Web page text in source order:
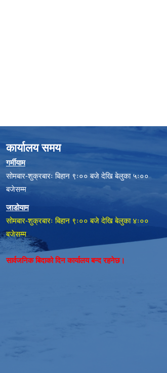
कार्यालय समय
गर्मीयाम
सोमबार-शुक्रबारः बिहान ९ः०० बजे देखि बेलुका ५ः००
बजेसम्म
जाडोयाम
सोमबार-शुक्रबारः बिहान ९ः०० बजे देखि बेलुका ४ः००
बजेसम्म
सार्वजनिक बिदाको दिन कार्यालय बन्द रहनेछ।